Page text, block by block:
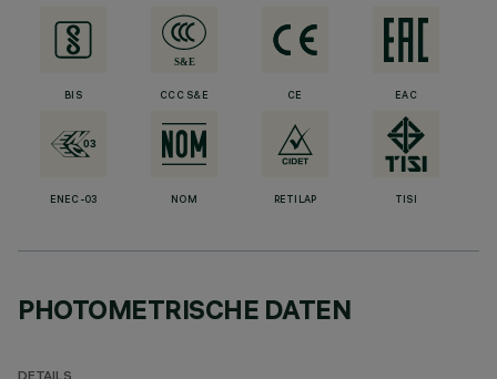
BIS CCC S&E CE EAC
ENEC-03 NOM RETILAP TISI
PHOTOMETRISCHE DATEN